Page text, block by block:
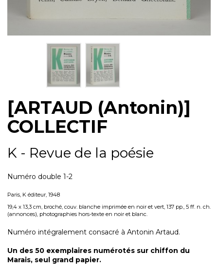
[ARTAUD (Antonin)]
COLLECTIF
K - Revue de la poésie
Numéro double 1-2
Paris, K éditeur, 1948
19,4 x 13,3 cm, broché, couv. blanche imprimée en noir et vert, 137 pp., 5 ff. n. ch.
(annonces), photographies hors-texte en noir et blanc.
Numéro intégralement consacré à Antonin Artaud.
Un des 50 exemplaires numérotés sur chiffon du
Marais, seul grand papier.